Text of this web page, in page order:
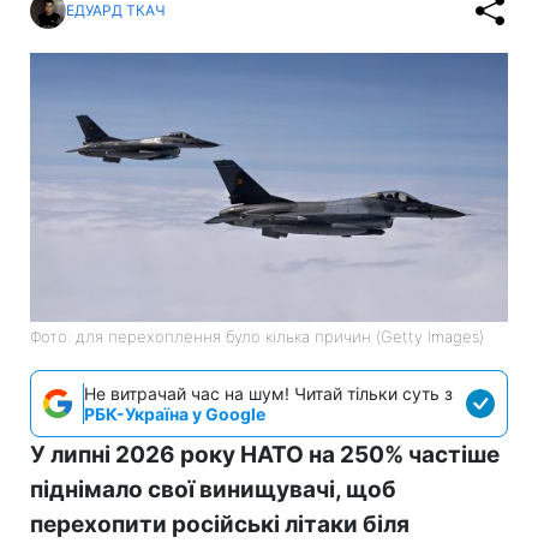
ЕДУАРД ТКАЧ
Фото: для перехоплення було кілька причин (Getty Images)
Не витрачай час на шум! Читай тільки суть з
РБК-Україна у Google
У липні 2026 року НАТО на 250% частіше
піднімало свої винищувачі, щоб
перехопити російські літаки біля